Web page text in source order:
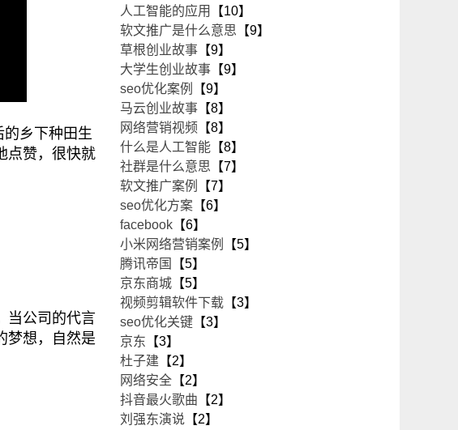
乡下种田生
点赞，很快就
当公司的代言
梦想，自然是
人工智能的应用
【10】
软文推广是什么意思 【9】
草根创业故事 【9】
大学生创业故事 【9】
seo优化案例
【9】
马云创业故事 【8】
网络营销视频 【8】
什么是人工智能 【8】
社群是什么意思 【7】
软文推广案例
【7】
seo优化方案 【6】
facebook 【6】
小米网络营销案例
【5】
腾讯帝国
【5】
京东商城 【5】
视频剪辑软件下载 【3】
seo优化关键 【3】
京东 【3】
杜子建 【2】
网络安全 【2】
抖音最火歌曲 【2】
刘强东演说 【2】